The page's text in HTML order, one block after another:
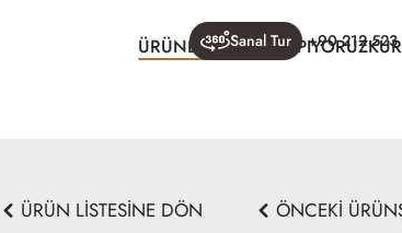
ÜRÜNLERNELER YAPIYORUZ
Sanal Tur +90 212
ÜRÜN LİSTESİNE DÖN ÖNCEKİ ÜRÜN